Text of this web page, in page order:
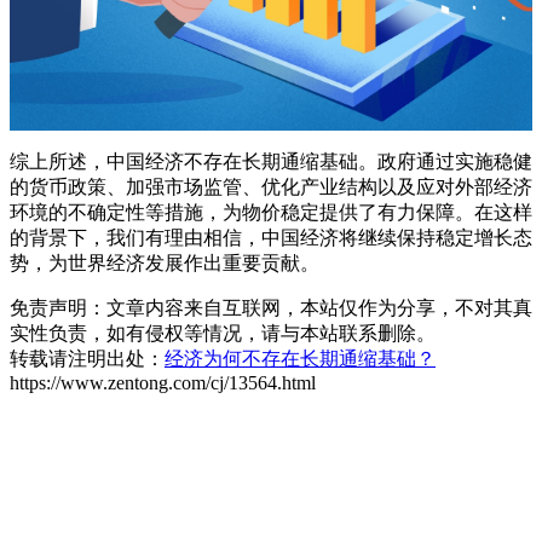
综上所述，中国经济不存在长期通缩基础。政府通过实施稳健
的货币政策、加强市场监管、优化产业结构以及应对外部经济
环境的不确定性等措施，为物价稳定提供了有力保障。在这样
的背景下，我们有理由相信，中国经济将继续保持稳定增长态
势，为世界经济发展作出重要贡献。
免责声明：文章内容来自互联网，本站仅作为分享，不对其真
实性负责，如有侵权等情况，请与本站联系删除。
转载请注明出处： 经济为何不存在长期通缩基础？
https://www.zentong.com/cj/13564.html